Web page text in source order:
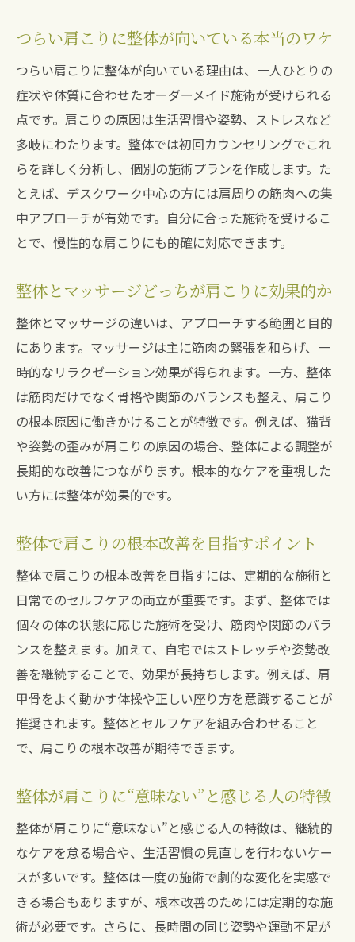
つらい肩こりに整体が向いている本当のワケ
つらい肩こりに整体が向いている理由は、一人ひとりの
症状や体質に合わせたオーダーメイド施術が受けられる
点です。肩こりの原因は生活習慣や姿勢、ストレスなど
多岐にわたります。整体では初回カウンセリングでこれ
らを詳しく分析し、個別の施術プランを作成します。た
とえば、デスクワーク中心の方には肩周りの筋肉への集
中アプローチが有効です。自分に合った施術を受けるこ
とで、慢性的な肩こりにも的確に対応できます。
整体とマッサージどっちが肩こりに効果的か
整体とマッサージの違いは、アプローチする範囲と目的
にあります。マッサージは主に筋肉の緊張を和らげ、一
時的なリラクゼーション効果が得られます。一方、整体
は筋肉だけでなく骨格や関節のバランスも整え、肩こり
の根本原因に働きかけることが特徴です。例えば、猫背
や姿勢の歪みが肩こりの原因の場合、整体による調整が
長期的な改善につながります。根本的なケアを重視した
い方には整体が効果的です。
整体で肩こりの根本改善を目指すポイント
整体で肩こりの根本改善を目指すには、定期的な施術と
日常でのセルフケアの両立が重要です。まず、整体では
個々の体の状態に応じた施術を受け、筋肉や関節のバラ
ンスを整えます。加えて、自宅ではストレッチや姿勢改
善を継続することで、効果が長持ちします。例えば、肩
甲骨をよく動かす体操や正しい座り方を意識することが
推奨されます。整体とセルフケアを組み合わせること
で、肩こりの根本改善が期待できます。
整体が肩こりに“意味ない”と感じる人の特徴
整体が肩こりに“意味ない”と感じる人の特徴は、継続的
なケアを怠る場合や、生活習慣の見直しを行わないケー
スが多いです。整体は一度の施術で劇的な変化を実感で
きる場合もありますが、根本改善のためには定期的な施
術が必要です。さらに、長時間の同じ姿勢や運動不足が